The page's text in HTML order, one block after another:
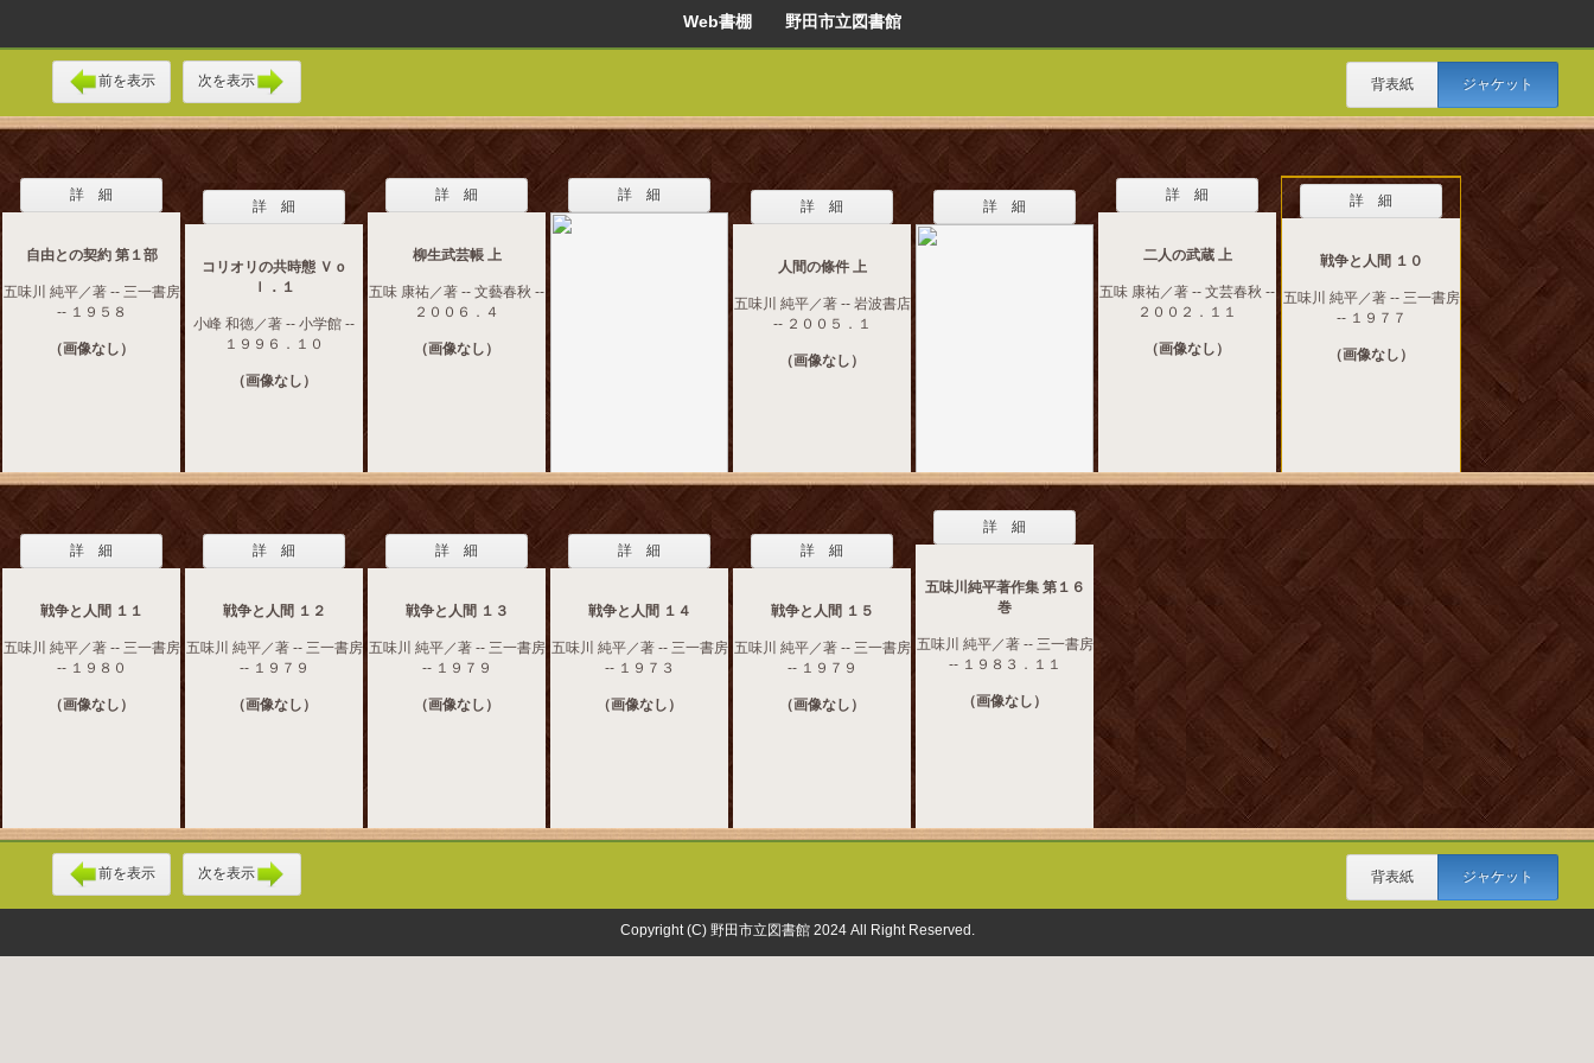
Web書棚 野田市立図書館
前を表示 次を表示 背表紙 ジャケット
詳 細
自由との契約 第１部
五味川 純平／著 -- 三一書房
-- １９５８
（画像なし）
詳 細
コリオリの共時態 Ｖｏ
ｌ．１
小峰 和徳／著 -- 小学館 --
１９９６．１０
（画像なし）
詳 細
柳生武芸帳 上
五味 康祐／著 -- 文藝春秋 --
２００６．４
（画像なし）
詳 細
詳 細
人間の條件 上
五味川 純平／著 -- 岩波書店
-- ２００５．１
（画像なし）
詳 細
詳 細
二人の武蔵 上
五味 康祐／著 -- 文芸春秋 --
２００２．１１
（画像なし）
詳 細
戦争と人間 １０
五味川 純平／著 -- 三一書房
-- １９７７
（画像なし）
詳 細
戦争と人間 １１
五味川 純平／著 -- 三一書房
-- １９８０
（画像なし）
詳 細
戦争と人間 １２
五味川 純平／著 -- 三一書房
-- １９７９
（画像なし）
詳 細
戦争と人間 １３
五味川 純平／著 -- 三一書房
-- １９７９
（画像なし）
詳 細
戦争と人間 １４
五味川 純平／著 -- 三一書房
-- １９７３
（画像なし）
詳 細
戦争と人間 １５
五味川 純平／著 -- 三一書房
-- １９７９
（画像なし）
詳 細
五味川純平著作集 第１６
巻
五味川 純平／著 -- 三一書房
-- １９８３．１１
（画像なし）
前を表示 次を表示 背表紙 ジャケット
Copyright (C) 野田市立図書館 2024 All Right Reserved.